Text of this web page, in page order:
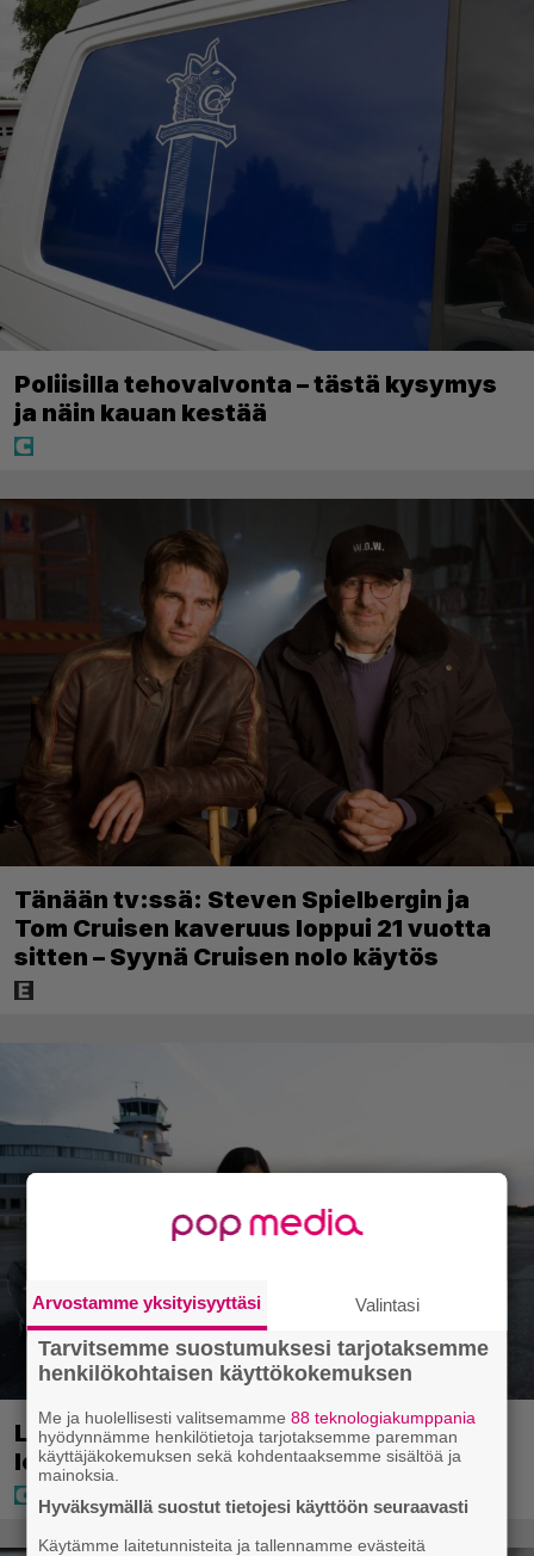
Poliisilla tehovalvonta – tästä kysymys
ja näin kauan kestää
Tänään tv:ssä: Steven Spielbergin ja
Tom Cruisen kaveruus loppui 21 vuotta
sitten – Syynä Cruisen nolo käytös
Laulaja Mirellan rantakuvat ovat täynnä
lomaa, aurinkoa ja iloa
Arvostamme yksityisyyttäsi Valintasi
Tarvitsemme suostumuksesi tarjotaksemme
henkilökohtaisen käyttökokemuksen
Me ja huolellisesti valitsemamme88 teknologiakumppania
hyödynnämme henkilötietoja tarjotaksemme paremman
käyttäjäkokemuksen sekä kohdentaaksemme sisältöä ja
mainoksia.
Hyväksymällä suostut tietojesi käyttöön seuraavasti
Käytämme laitetunnisteita ja tallennamme evästeitä